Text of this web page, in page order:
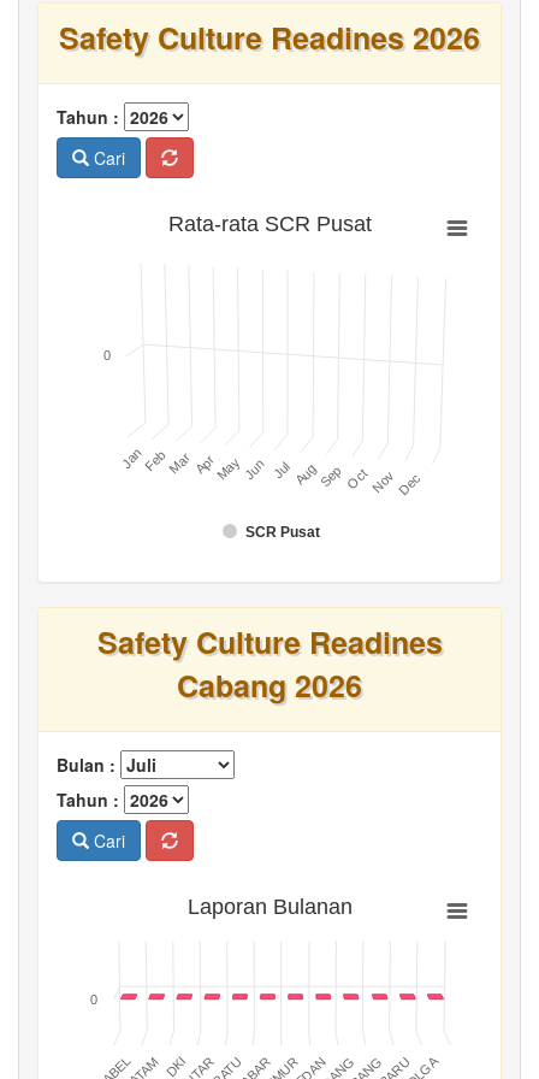
Safety Culture Readines 2026
Tahun :
Cari
Rata-rata SCR Pusat
SCR Pusat
JanFebMar AprMay Jun Jul AugSep OctNovDec
0
Safety Culture Readines
Cabang 2026
Bulan :
Tahun :
Cari
Laporan Bulanan
DKI
0